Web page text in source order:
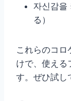
자신감을
る）
これらのコロ
けで、使える
す。ぜひ試し